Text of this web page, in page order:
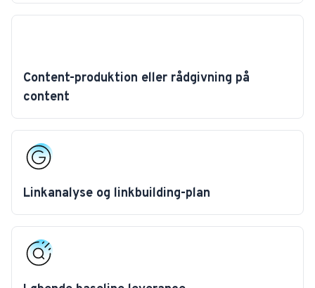
Content-produktion eller rådgivning på
content
Linkanalyse og linkbuilding-plan